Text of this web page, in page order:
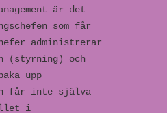
är det
som får
administrerar
(styrning) och
upp
får inte själva
i